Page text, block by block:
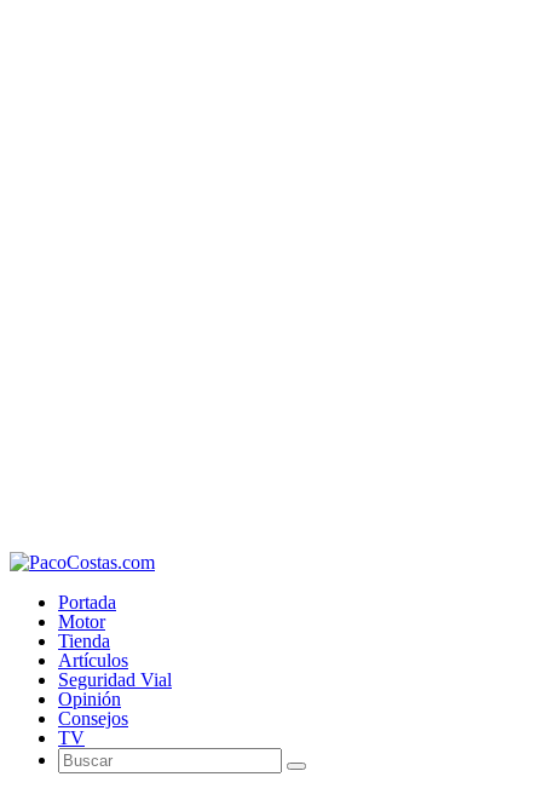
Portada
Motor
Tienda
Artículos
Seguridad Vial
Opinión
Consejos
TV